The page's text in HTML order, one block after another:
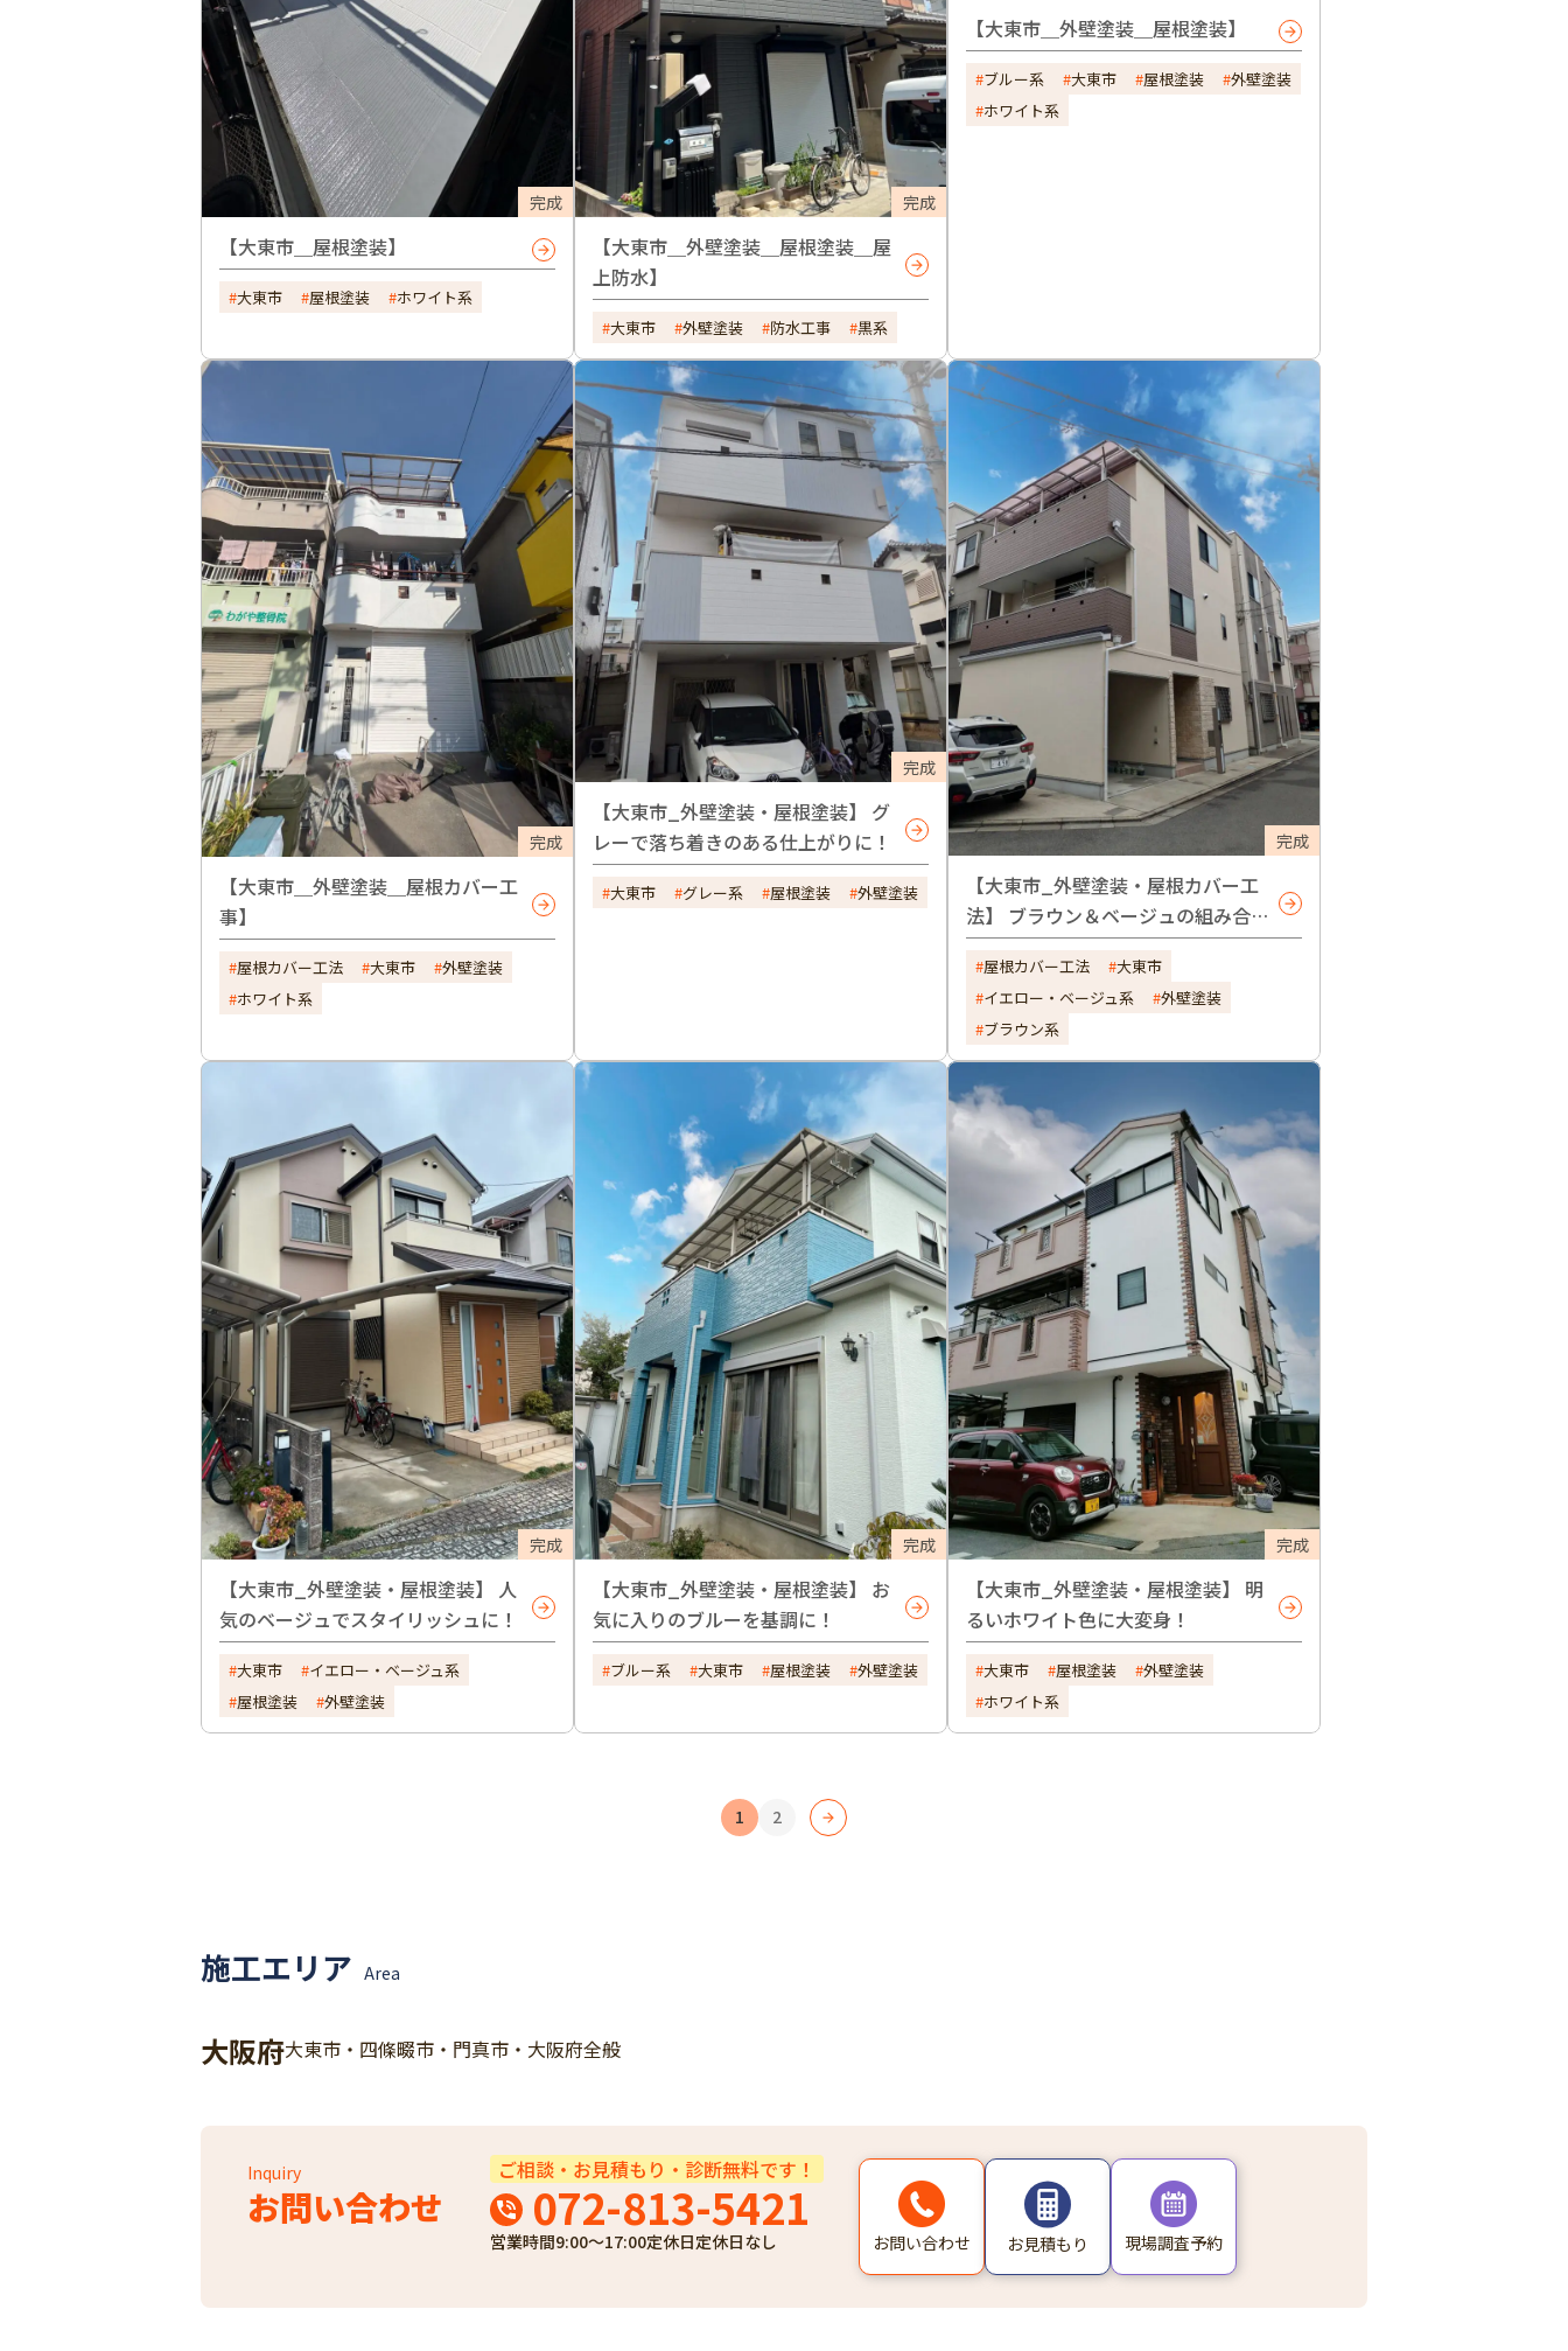
完成
【大東市＿屋根塗装】
大東市 屋根塗装 ホワイト系
完成
【大東市＿外壁塗装＿屋根塗装＿屋
上防水】
大東市 外壁塗装 防水工事 黒系
【大東市＿外壁塗装＿屋根塗装】
ブルー系 大東市 屋根塗装
外壁塗装
ホワイト系
完成
【大東市＿外壁塗装＿屋根カバー工
事】
屋根カバー工法 大東市
外壁塗装
ホワイト系
完成
【大東市_外壁塗装・屋根塗装】 グ
レーで落ち着きのある仕上がりに！
大東市 グレー系 屋根塗装 外壁塗装
完成
【大東市_外壁塗装・屋根カバー工
法】 ブラウン＆ベージュの組み合わ
せががおしゃれ！
屋根カバー工法
大東市
イエロー・ベージュ系
外壁塗装
ブラウン系
完成
【大東市_外壁塗装・屋根塗装】 人
気のベージュでスタイリッシュに！
大東市
イエロー・ベージュ系
屋根塗装
外壁塗装
完成
【大東市_外壁塗装・屋根塗装】 お
気に入りのブルーを基調に！
ブルー系 大東市 屋根塗装 外壁塗装
完成
【大東市_外壁塗装・屋根塗装】 明
るいホワイト色に大変身！
大東市 屋根塗装
外壁塗装
ホワイト系
1 2
施工エリア Area
大阪府大東市・四條畷市・門真市・大阪府全般
お問い合わせ
Inquiry ご相談・お見積もり・診断無料です！
072-813-5421
営業時間9:00～17:00定休日定休日なし お問い合わせ お見積もり 現場調査予約